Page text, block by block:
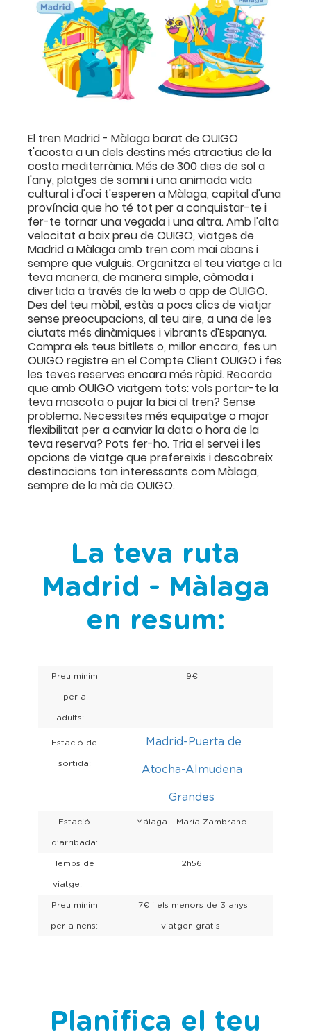
El tren Madrid - Màlaga barat de OUIGO
t'acosta a un dels destins més atractius de la
costa mediterrània. Més de 300 dies de sol a
l'any, platges de somni i una animada vida
cultural i d'oci t'esperen a Màlaga, capital d'una
província que ho té tot per a conquistar-te i
fer-te tornar una vegada i una altra. Amb l'alta
velocitat a baix preu de OUIGO, viatges de
Madrid a Màlaga amb tren com mai abans i
sempre que vulguis. Organitza el teu viatge a la
teva manera, de manera simple, còmoda i
divertida a través de la web o app de OUIGO.
Des del teu mòbil, estàs a pocs clics de viatjar
sense preocupacions, al teu aire, a una de les
ciutats més dinàmiques i vibrants d'Espanya.
Compra els teus bitllets o, millor encara, fes un
OUIGO registre en el Compte Client OUIGO i fes
les teves reserves encara més ràpid. Recorda
que amb OUIGO viatgem tots: vols portar-te la
teva mascota o pujar la bici al tren? Sense
problema. Necessites més equipatge o major
flexibilitat per a canviar la data o hora de la
teva reserva? Pots fer-ho. Tria el servei i les
opcions de viatge que prefereixis i descobreix
destinacions tan interessants com Màlaga,
sempre de la mà de OUIGO.
La teva ruta
Madrid - Màlaga
en resum:
Preu mínim
per a
adults:
9€
Estació de
sortida:
Madrid-Puerta de
Atocha-Almudena
Grandes
Estació
d'arribada:
Málaga - María Zambrano
Temps de
viatge:
2h56
Preu mínim
per a nens:
7€ i els menors de 3 anys
viatgen gratis
Planifica el teu